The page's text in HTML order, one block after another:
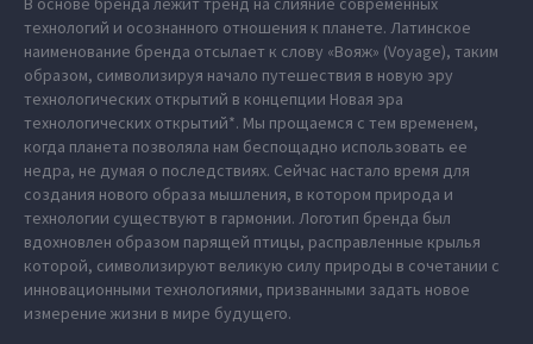
технологий и осознанного отношения к планете. Латинское
наименование бренда отсылает к слову «Вояж» (Voyage), таким
образом, символизируя начало путешествия в новую эру
технологических открытий в концепции Новая эра
технологических открытий*. Мы прощаемся с тем временем,
когда планета позволяла нам беспощадно использовать ее
недра, не думая о последствиях. Сейчас настало время для
создания нового образа мышления, в котором природа и
технологии существуют в гармонии. Логотип бренда был
вдохновлен образом парящей птицы, расправленные крылья
которой, символизируют великую силу природы в сочетании с
инновационными технологиями, призванными задать новое
измерение жизни в мире будущего.